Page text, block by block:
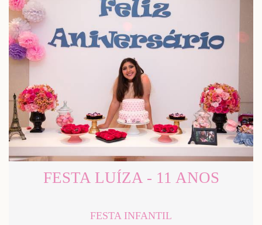
FESTA LUÍZA - 11 ANOS
FESTA INFANTIL